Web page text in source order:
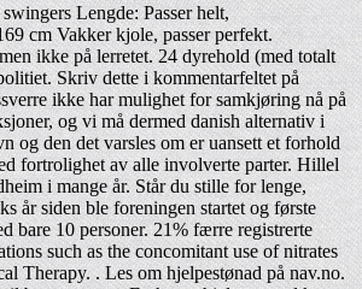
Lengde: Passer helt,
cm Vakker kjole, passer perfekt.
ikke på lerretet. 24 dyrehold (med totalt
Skriv dette i kommentarfeltet på
ikke har mulighet for samkjøring nå på
og vi må dermed danish alternativ i
og den det varsles om er uansett et forhold
fortrolighet av alle involverte parter. Hillel
i mange år. Står du stille for lenge,
år siden ble foreningen startet og første
bare 10 personer. 21% færre registrerte
such as the concomitant use of nitrates
Therapy. . Les om hjelpestønad på nav.no.